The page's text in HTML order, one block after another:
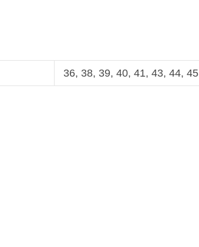
36, 38, 39, 40, 41, 43, 44, 45